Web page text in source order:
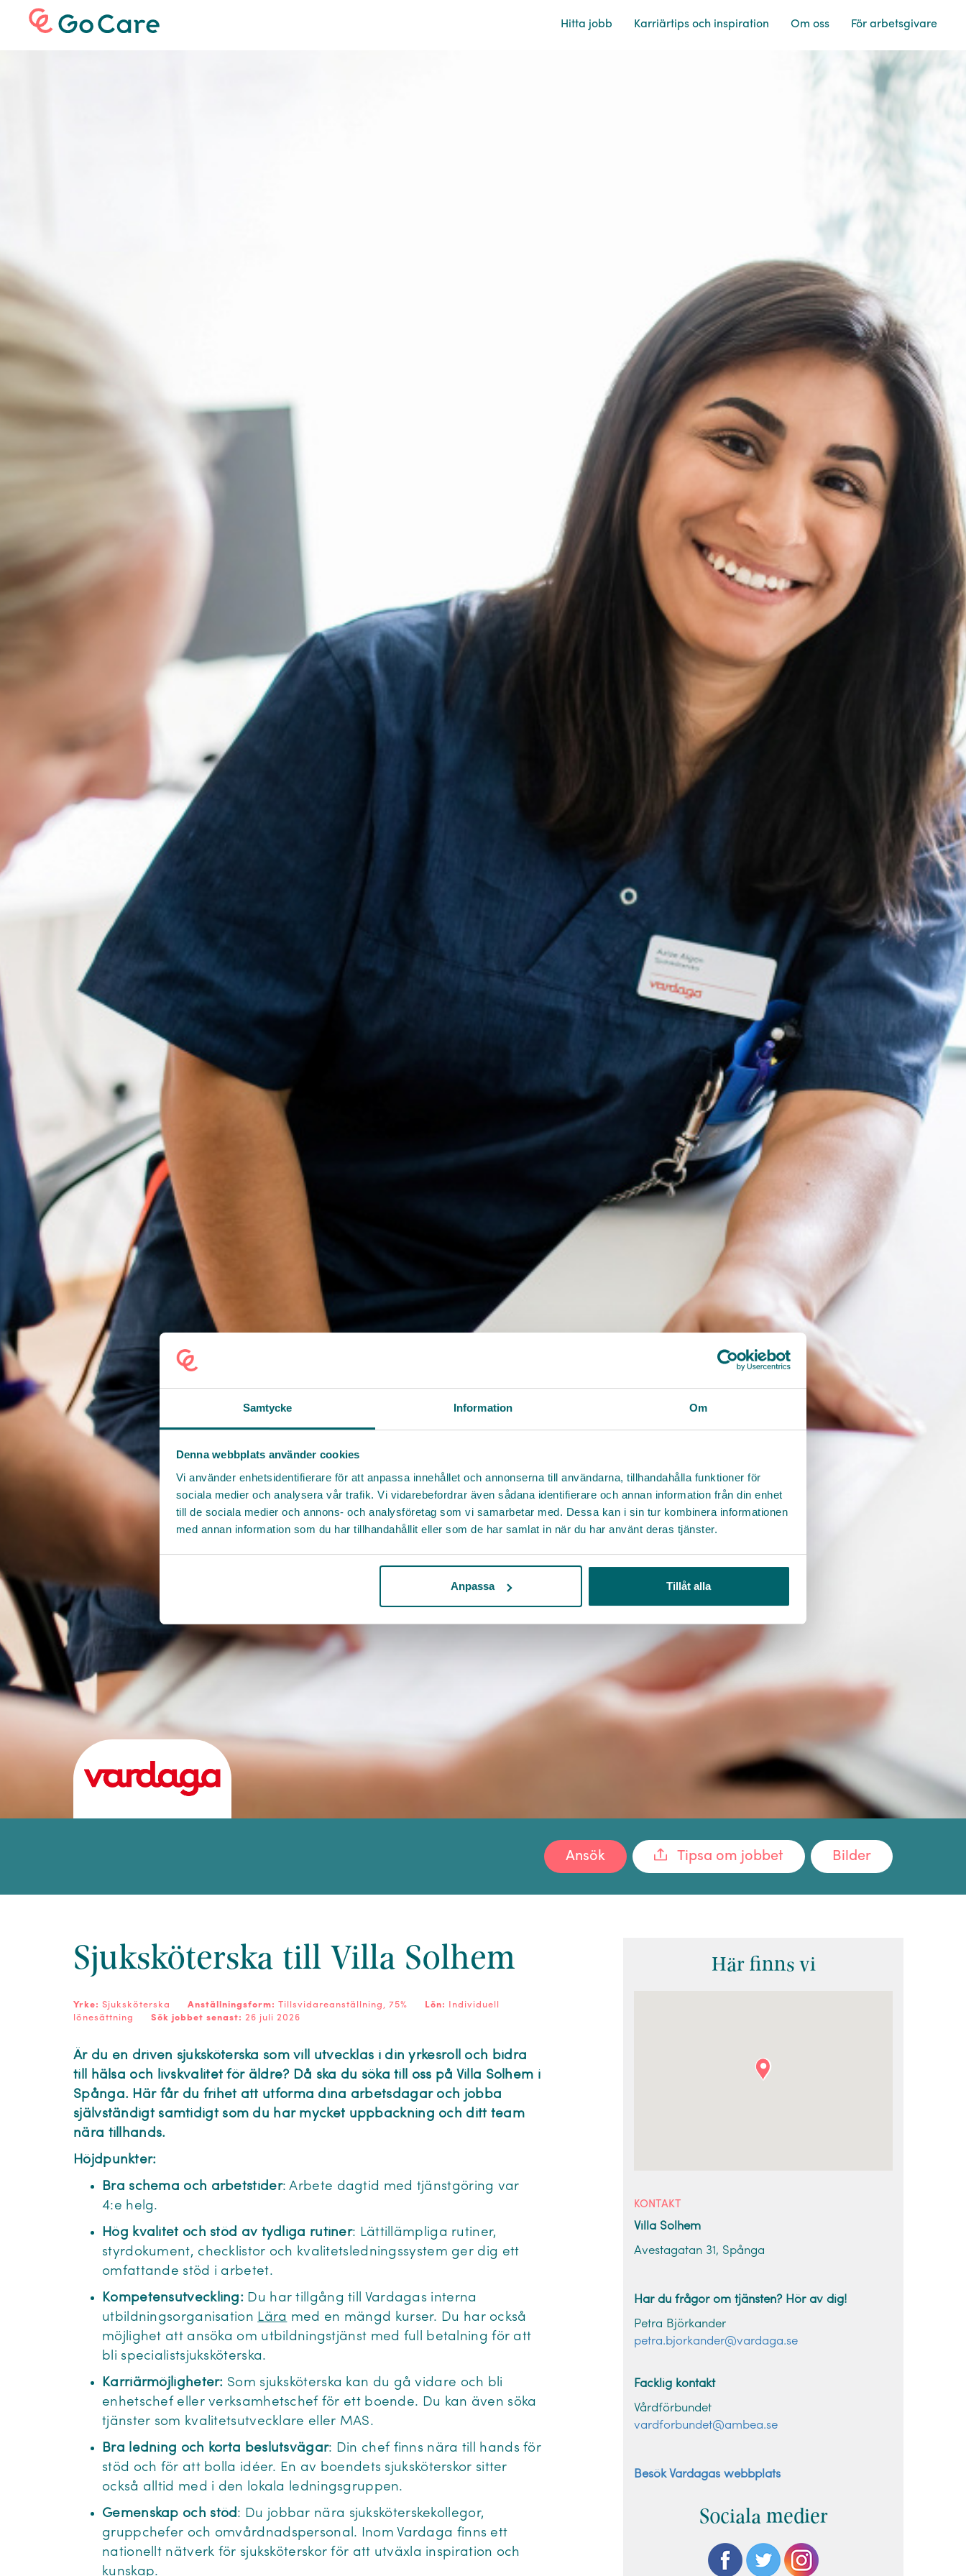
Samtycke Information Om
Denna webbplats använder cookies
Vi använder enhetsidentifierare för att anpassa innehållet och annonserna till användarna, tillhandahålla funktioner för
sociala medier och analysera vår trafik. Vi vidarebefordrar även sådana identifierare och annan information från din enhet
till de sociala medier och annons- och analysföretag som vi samarbetar med. Dessa kan i sin tur kombinera informationen
med annan information som du har tillhandahållit eller som de har samlat in när du har använt deras tjänster.
Anpassa Tillåt alla
Hitta jobb Karriärtips och inspiration Om oss För arbetsgivare
Bilder
Tipsa om jobbet
Ansök
Sjuksköterska till Villa Solhem
Yrke: Sjuksköterska Anställningsform: Tillsvidareanställning, 75% Lön:
Individuell
lönesättning
Sök jobbet senast: 26 juli 2026
Är du en driven sjuksköterska som vill utvecklas i din yrkesroll och bidra
till hälsa och livskvalitet för äldre? Då ska du söka till oss på Villa Solhem i
Spånga. Här får du frihet att utforma dina arbetsdagar och jobba
självständigt samtidigt som du har mycket uppbackning och ditt team
nära tillhands.
Höjdpunkter:
Bra schema och arbetstider: Arbete dagtid med tjänstgöring var
4:e helg.
Hög kvalitet och stöd av tydliga rutiner: Lättillämpliga rutiner,
styrdokument, checklistor och kvalitetsledningssystem ger dig ett
omfattande stöd i arbetet.
Kompetensutveckling: Du har tillgång till Vardagas interna
utbildningsorganisation Lära med en mängd kurser. Du har också
möjlighet att ansöka om utbildningstjänst med full betalning för att
bli specialistsjuksköterska.
Karriärmöjligheter: Som sjuksköterska kan du gå vidare och bli
enhetschef eller verksamhetschef för ett boende. Du kan även söka
tjänster som kvalitetsutvecklare eller MAS.
Bra ledning och korta beslutsvägar: Din chef finns nära till hands för
stöd och för att bolla idéer. En av boendets sjuksköterskor sitter
också alltid med i den lokala ledningsgruppen.
Gemenskap och stöd: Du jobbar nära sjuksköterskekollegor,
gruppchefer och omvårdnadspersonal. Inom Vardaga finns ett
nationellt nätverk för sjuksköterskor för att utväxla inspiration och
kunskap.
Här finns vi
KONTAKT
Villa Solhem
Avestagatan 31, Spånga
Har du frågor om tjänsten? Hör av dig!
Petra Björkander
petra.bjorkander@vardaga.se
Facklig kontakt
Vårdförbundet
vardforbundet@ambea.se
Besök Vardagas webbplats
Sociala medier